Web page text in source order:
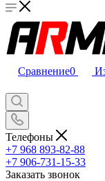
Сравнение0
Телефоны
+7 968 893-82-88
+7 906-731-15-33
Заказать звонок